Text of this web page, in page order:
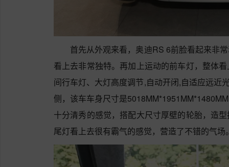
首先从外观来看，奥迪RS 6前脸看起来非
看上去非常独特。再加上运动的前车灯，整体
间行车灯、大灯高度调节,自动开闭,自适应远近
侧，该车车身尺寸是
十分清秀的感觉，搭配大尺寸厚壁的轮胎，造
尾灯看上去很有霸气的感觉，营造了不错的气场